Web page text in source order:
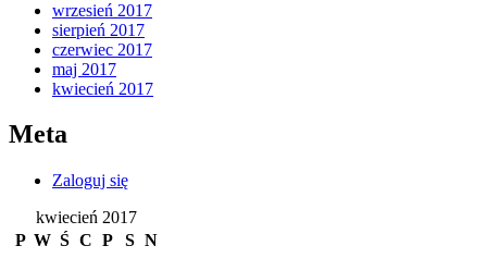
wrzesień 2017
sierpień 2017
czerwiec 2017
maj 2017
kwiecień 2017
Meta
Zaloguj się
kwiecień 2017
P W Ś C P S N